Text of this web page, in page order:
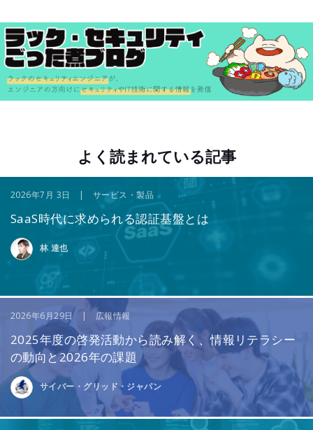
よく読まれている記事
2026年7月 3日 | サービス・製品
SaaS時代に求められる認証基盤とは
林 達也
2026年6月29日 | 広報情報
2025年度の啓発活動から読み解く、情報リテラシー
の動向と2026年の課題
サイバー・グリッド・ジャパン